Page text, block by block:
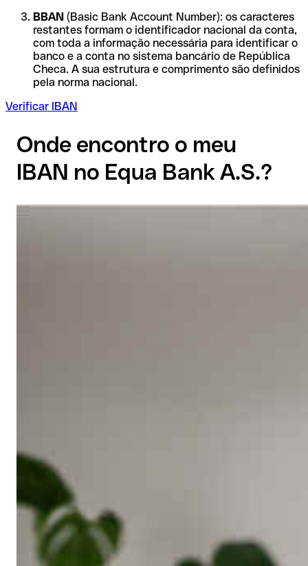
BBAN (Basic Bank Account Number): os caracteres
restantes formam o identificador nacional da conta,
com toda a informação necessária para identificar o
banco e a conta no sistema bancário de República
Checa. A sua estrutura e comprimento são definidos
pela norma nacional.
Verificar IBAN
Onde encontro o meu
IBAN no Equa Bank A.S.?